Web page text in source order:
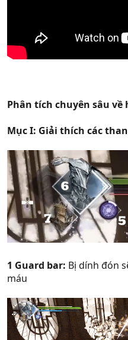
Phân tích chuyên sâu về
Mục I: Giải thích các
1 Guard bar: Bị dính đón
máu